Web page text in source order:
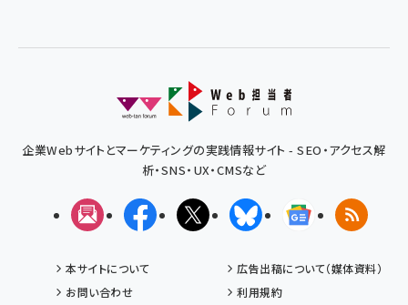
企業Webサイトとマーケティングの実践情報サイト - SEO・アクセス解
析・SNS・UX・CMSなど
メルマガFacebookX(エックス)BlueskyGoogleニュ
RSS
本サイトについて
広告出稿について（媒体資料）
お問い合わせ
利用規約